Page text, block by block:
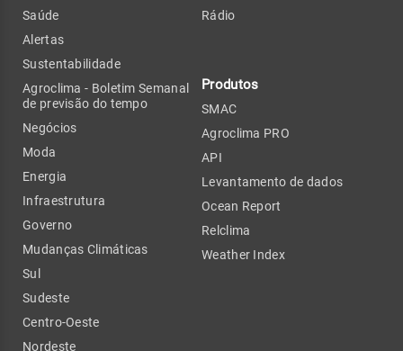
Saúde
Alertas
Sustentabilidade
Agroclima - Boletim Semanal
de previsão do tempo
Negócios
Moda
Energia
Infraestrutura
Governo
Mudanças Climáticas
Sul
Sudeste
Centro-Oeste
Nordeste
Rádio
Produtos
SMAC
Agroclima PRO
API
Levantamento de dados
Ocean Report
Relclima
Weather Index